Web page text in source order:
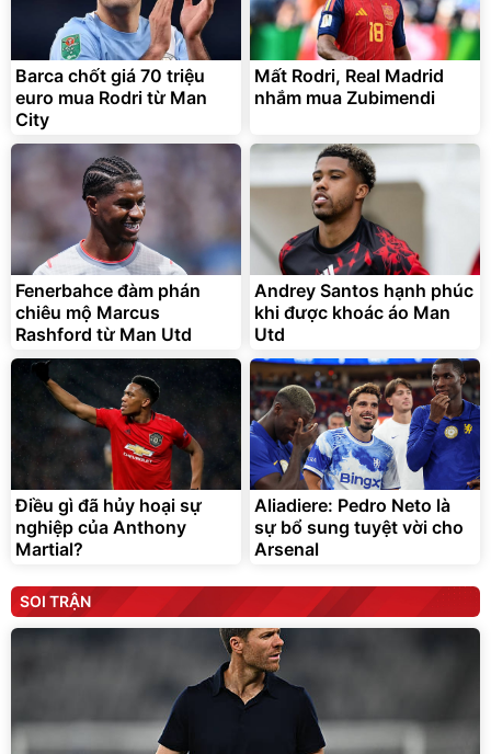
Barca chốt giá 70 triệu
euro mua Rodri từ Man
City
Mất Rodri, Real Madrid
nhắm mua Zubimendi
Fenerbahce đàm phán
chiêu mộ Marcus
Rashford từ Man Utd
Andrey Santos hạnh phúc
khi được khoác áo Man
Utd
Điều gì đã hủy hoại sự
nghiệp của Anthony
Martial?
Aliadiere: Pedro Neto là
sự bổ sung tuyệt vời cho
Arsenal
SOI TRẬN